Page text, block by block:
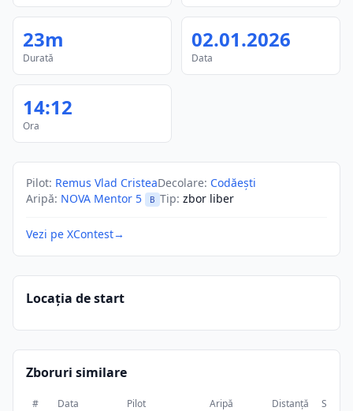
23m
Durată
02.01.2026
Data
14:12
Ora
Pilot: Remus Vlad CristeaDecolare: Codăești
Aripă: NOVA Mentor 5 B Tip: zbor liber
Vezi pe XContest→
Locația de start
Zboruri similare
# Data Pilot Aripă Distanță Scor